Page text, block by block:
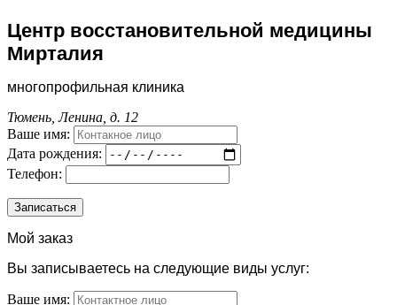
Центр восстановительной медицины
Мирталия
многопрофильная клиника
Тюмень, Ленина, д. 12
Ваше имя:
Дата рождения:
Телефон:
Мой заказ
Вы записываетесь на следующие виды услуг:
Ваше имя: